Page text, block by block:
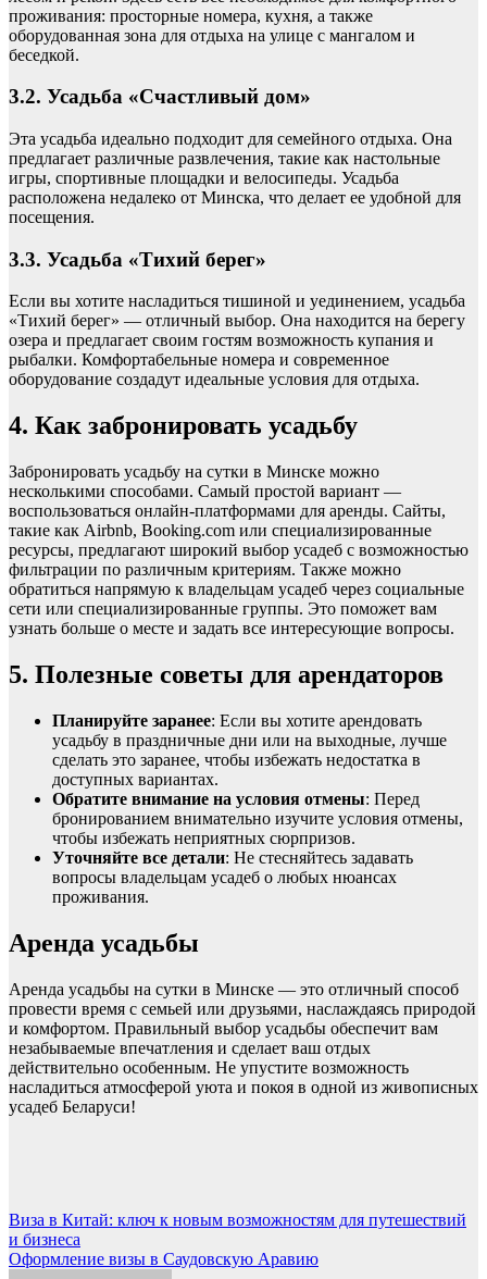
проживания: просторные номера, кухня, а также
оборудованная зона для отдыха на улице с мангалом и
беседкой.
3.2. Усадьба «Счастливый дом»
Эта усадьба идеально подходит для семейного отдыха. Она
предлагает различные развлечения, такие как настольные
игры, спортивные площадки и велосипеды. Усадьба
расположена недалеко от Минска, что делает ее удобной для
посещения.
3.3. Усадьба «Тихий берег»
Если вы хотите насладиться тишиной и уединением, усадьба
«Тихий берег» — отличный выбор. Она находится на берегу
озера и предлагает своим гостям возможность купания и
рыбалки. Комфортабельные номера и современное
оборудование создадут идеальные условия для отдыха.
4. Как забронировать усадьбу
Забронировать усадьбу на сутки в Минске можно
несколькими способами. Самый простой вариант —
воспользоваться онлайн-платформами для аренды. Сайты,
такие как Airbnb, Booking.com или специализированные
ресурсы, предлагают широкий выбор усадеб с возможностью
фильтрации по различным критериям. Также можно
обратиться напрямую к владельцам усадеб через социальные
сети или специализированные группы. Это поможет вам
узнать больше о месте и задать все интересующие вопросы.
5. Полезные советы для арендаторов
Планируйте заранее: Если вы хотите арендовать
усадьбу в праздничные дни или на выходные, лучше
сделать это заранее, чтобы избежать недостатка в
доступных вариантах.
Обратите внимание на условия отмены: Перед
бронированием внимательно изучите условия отмены,
чтобы избежать неприятных сюрпризов.
Уточняйте все детали: Не стесняйтесь задавать
вопросы владельцам усадеб о любых нюансах
проживания.
Аренда усадьбы
Аренда усадьбы на сутки в Минске — это отличный способ
провести время с семьей или друзьями, наслаждаясь природой
и комфортом. Правильный выбор усадьбы обеспечит вам
незабываемые впечатления и сделает ваш отдых
действительно особенным. Не упустите возможность
насладиться атмосферой уюта и покоя в одной из живописных
усадеб Беларуси!
Навигация
по
Виза в Китай: ключ к новым возможностям для путешествий
и бизнеса
Оформление визы в Саудовскую Аравию